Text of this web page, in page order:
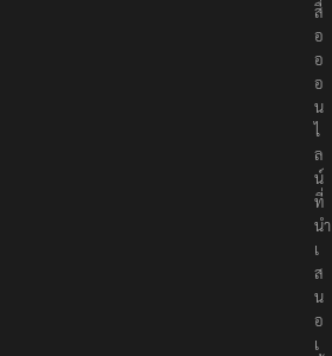
สื่
อ
อ
อ
น
ไ
ล
น์
ที่
นำ
เ
ส
น
อ
เ